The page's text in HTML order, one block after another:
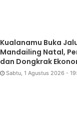
Kualanamu Buka
Mandailing Natal,
dan Dongkrak
Sabtu, 1 Agustus 2026 -